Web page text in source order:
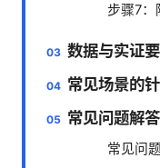
步骤7：
数据与实证
常见场景的
常见问题解答
常见问